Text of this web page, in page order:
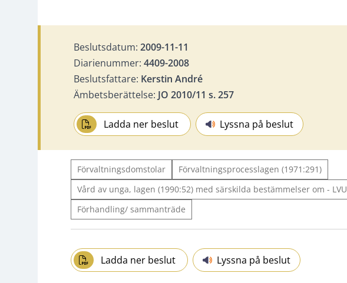
Beslutsdatum: 2009-11-11
Diarienummer: 4409-2008
Beslutsfattare: Kerstin André
Ämbetsberättelse: JO 2010/11 s. 257
Ladda ner beslut Lyssna på beslut
Förvaltningsdomstolar
Förvaltningsprocesslagen (1971:291)
Vård av unga, lagen (1990:52) med särskilda bestämmelser om - LVU
Förhandling/ sammanträde
Ladda ner beslut Lyssna på beslut